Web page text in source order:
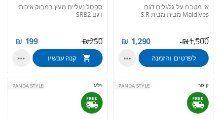
אי מטבח על גלגלים דגם
Maldives מבית מבית S.R
1,500
₪
1,290
₪
לפרטים והזמנה 
ספסל נעליים מעץ במבוק איכותי
דגם SRB2
250
₪
199
₪
קנה עכשיו 
קיסר PANDA STYLE ויליג’ PANDA STYLE